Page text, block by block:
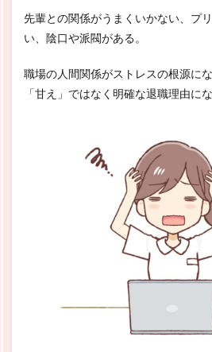
先輩との関係がうまくいかない、プ
い、陰口や派閥がある。
職場の人間関係がストレスの根源に
「甘え」ではなく明確な退職理由にな